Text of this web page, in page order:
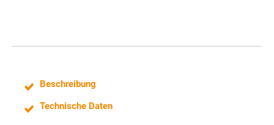
Beschreibung
Technische Daten